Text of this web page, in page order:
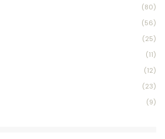
(80)
(56)
(25)
(11)
(12)
(23)
(9)